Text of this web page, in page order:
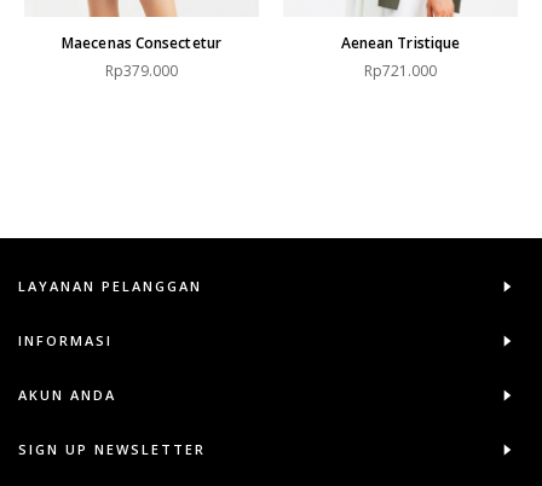
Maecenas Consectetur
Rp379.000
Aenean Tristique
Rp721.000
LAYANAN PELANGGAN
INFORMASI
AKUN ANDA
SIGN UP NEWSLETTER